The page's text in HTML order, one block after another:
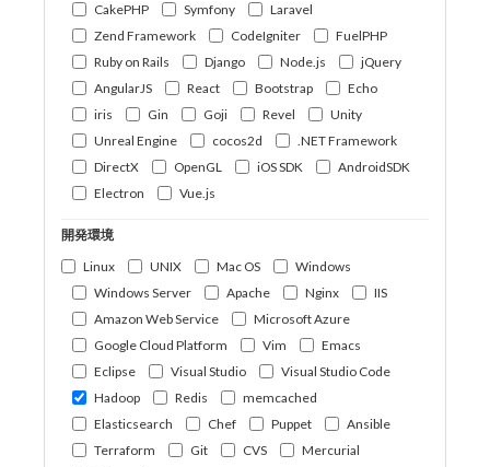
CakePHP
Symfony
Laravel
Zend Framework
CodeIgniter
FuelPHP
Ruby on Rails
Django Node.js
jQuery
AngularJS
React Bootstrap
Echo
iris
Gin Goji Revel
Unity
Unreal Engine
cocos2d
.NET Framework
DirectX
OpenGL iOS SDK
AndroidSDK
Electron
Vue.js
開発環境
Linux
UNIX Mac OS
Windows
Windows Server
Apache Nginx
IIS
Amazon Web Service
Microsoft Azure
Google Cloud Platform
Vim
Emacs
Eclipse
Visual Studio
Visual Studio Code
Hadoop
Redis
memcached
Elasticsearch
Chef Puppet
Ansible
Terraform
Git CVS
Mercurial